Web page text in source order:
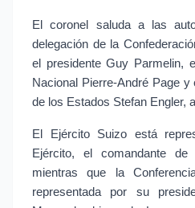
El coronel saluda a las
delegación de la
el presidente Guy Parmelin,
Nacional Pierre-André Page
de los Estados Stefan Engler,
El Ejército Suizo está
Ejército, el comandante de
mientras que la
representada por su